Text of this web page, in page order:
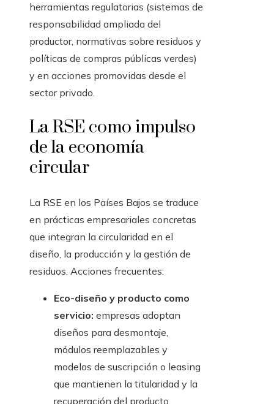
herramientas regulatorias (sistemas de
responsabilidad ampliada del
productor, normativas sobre residuos y
políticas de compras públicas verdes)
y en acciones promovidas desde el
sector privado.
La RSE como impulso
de la economía
circular
La RSE en los Países Bajos se traduce
en prácticas empresariales concretas
que integran la circularidad en el
diseño, la producción y la gestión de
residuos. Acciones frecuentes:
Eco-diseño y producto como
servicio: empresas adoptan
diseños para desmontaje,
módulos reemplazables y
modelos de suscripción o leasing
que mantienen la titularidad y la
recuperación del producto.